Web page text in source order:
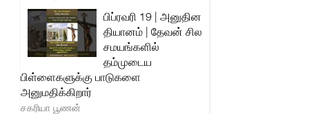
பிப்ரவரி 19 | அனுதின
தியானம் | தேவன் சில
சமயங்களில்
தம்முடைய
பிள்ளைகளுக்கு பாடுகளை
அனுமதிக்கிறார்
சகரியா பூணன்